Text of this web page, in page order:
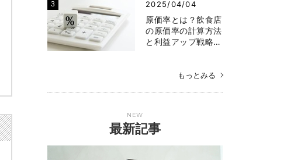
2025/04/04
原価率とは？飲食店
の原価率の計算方法
と利益アップ戦略…
もっとみる
NEW
最新記事